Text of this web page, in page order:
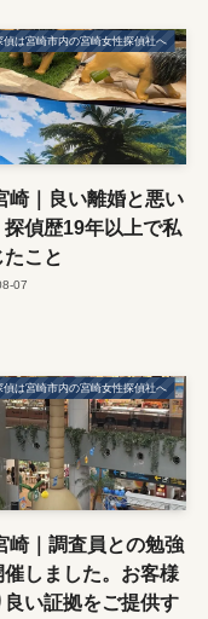
偵は宮崎市内の宮崎女性探偵社へ
崎｜良い離婚と悪い
探偵歴19年以上で私
こと
07
偵は宮崎市内の宮崎女性探偵社へ
崎｜調査員との勉強
催しました。お客様
良い証拠をご提供す